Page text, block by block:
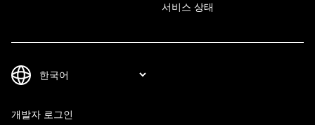
서비스 상태
개발자 로그인